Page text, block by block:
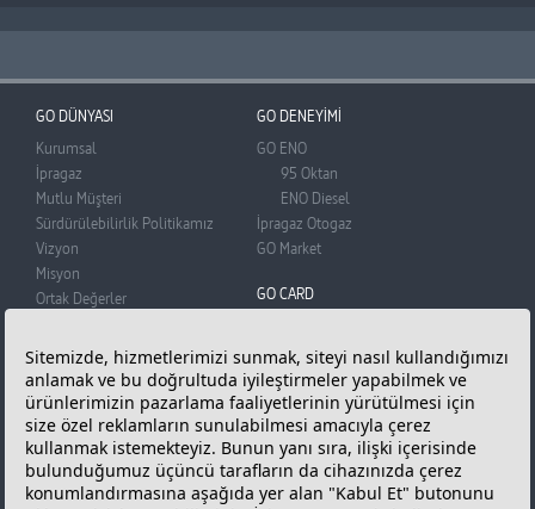
GEÇMİŞ KAMPANYALAR
GO DÜNYASI
Kurumsal
İpragaz
Mutlu Müşteri
Sürdürülebilirlik Politikamız
Vizyon
Misyon
Ortak Değerler
Basın Odası
Reklam Filmi
Bilgi Toplumu Hizmetleri
Kişisel Verilerin Korunması
Çerez Politikası ve Çerez
Tercihleriniz
GO DENEYİMİ
GO ENO
95 Oktan
ENO Diesel
İpragaz Otogaz
GO Market
GO CARD
Üye Olun
Puan Kazanın
Puanlarınızı Kullanın
Sıkça Sorunlan Sorular
ONLINE İŞLEMLER
GÜNCEL FİYATLAR